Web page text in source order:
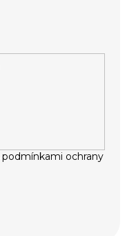
podmínkami ochrany